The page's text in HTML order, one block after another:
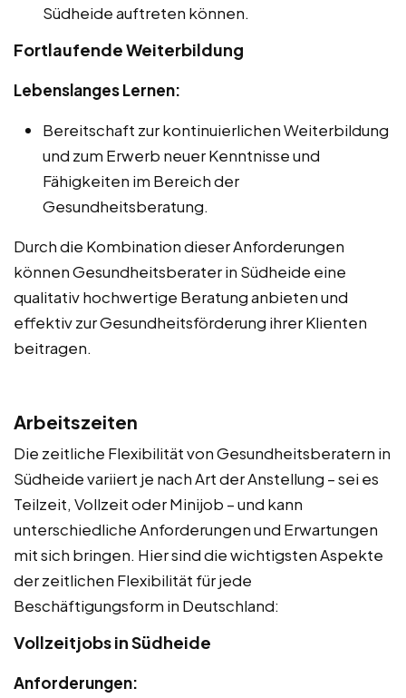
Südheide auftreten können.
Fortlaufende Weiterbildung
Lebenslanges Lernen:
Bereitschaft zur kontinuierlichen Weiterbildung
und zum Erwerb neuer Kenntnisse und
Fähigkeiten im Bereich der
Gesundheitsberatung.
Durch die Kombination dieser Anforderungen
können Gesundheitsberater in Südheide eine
qualitativ hochwertige Beratung anbieten und
effektiv zur Gesundheitsförderung ihrer Klienten
beitragen.
Arbeitszeiten
Die zeitliche Flexibilität von Gesundheitsberatern in
Südheide variiert je nach Art der Anstellung – sei es
Teilzeit, Vollzeit oder Minijob – und kann
unterschiedliche Anforderungen und Erwartungen
mit sich bringen. Hier sind die wichtigsten Aspekte
der zeitlichen Flexibilität für jede
Beschäftigungsform in Deutschland:
Vollzeitjobs in Südheide
Anforderungen: